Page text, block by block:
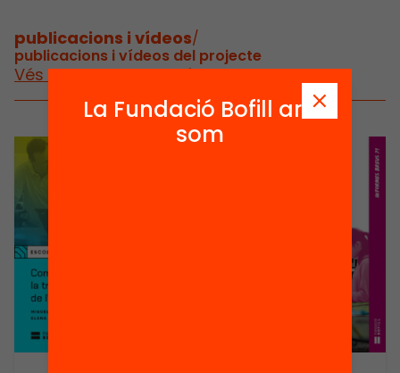
publicacions i vídeos/
publicacions i vídeos del projecte
Vés a publicacions i vídeos
La Fundació Bofill ara
som